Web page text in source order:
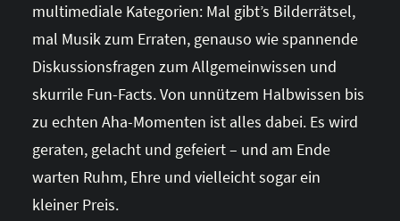
multimediale Kategorien: Mal gibt’s Bilderrätsel,
mal Musik zum Erraten, genauso wie spannende
Diskussionsfragen zum Allgemeinwissen und
skurrile Fun-Facts. Von unnützem Halbwissen bis
zu echten Aha-Momenten ist alles dabei. Es wird
geraten, gelacht und gefeiert – und am Ende
warten Ruhm, Ehre und vielleicht sogar ein
kleiner Preis.